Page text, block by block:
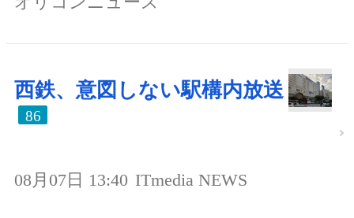
西鉄、意図しない駅構内放送
86
08月07日 13:40 ITmedia NEWS